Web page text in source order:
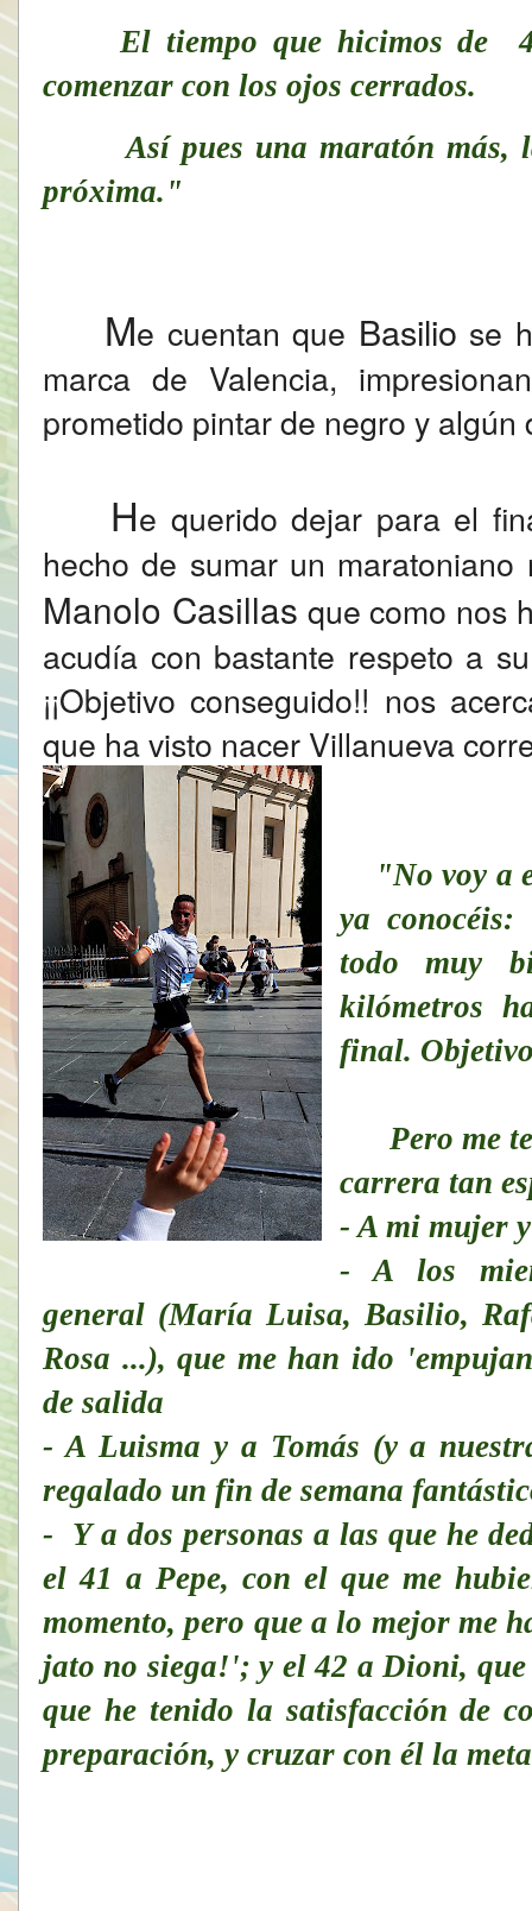
El tiempo que hicimos de
comenzar con los ojos cerrados.
Así pues una maratón más, la
próxima."
Me cuentan que Basilio se
marca de Valencia,
prometido pintar de negro y algún
He querido dejar para el
hecho de sumar un
Manolo Casillas que como nos
acudía con bastante respeto a
¡¡Objetivo conseguido!! nos
que ha visto nacer Villanueva
"No voy a
ya
todo muy
kilómetros
final.
Pero me
carrera tan
- A mi mujer
- A los
general (María Luisa, Basilio,
Rosa ...), que me han ido
de salida
- A Luisma y a Tomás (y a
regalado un fin de semana
- Y a dos personas a las que he
el 41 a Pepe, con el que me
momento, pero que a lo mejor me
jato no siega!'; y el 42 a Dioni, que
que he tenido la satisfacción de
preparación, y cruzar con él la